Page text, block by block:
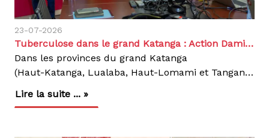
23-07-2026
Tuberculose dans le grand Katanga : Action Damien RDC et POSAF scellent une collaboration opérationnelle
Dans les provinces du grand Katanga
(Haut-Katanga, Lualaba, Haut-Lomami et Tanganyika) , deux organisations œuvrent, , à lutter contre la tuberculose. Depuis plusieurs années, Action Damien RDC et POSAF (Pont Santé Afrique) y déploient des projets similaires : dépistage actif, accompagnement des personnes affectées, transport d'échantillons, des médicaments et des intrants, la supervision des équipes de terrain. Une proximité qui, sans coordination, pouvait conduire à des doublons d’activités plutôt qu'à une complémentarité.C'est pour lever ce risque qu'Action Damien RDC et POSAF ont engagé, à la mi-juillet 2026, des échanges structurés en deux temps. .Une première rencontre pour poser le diagnosticLe 16 juillet 2026, les équipes des deux organisations se sont réunies virtuellement pour un état des lieux. Action Damien, actif dans neuf provinces à travers notamment le projet TIFA, et POSAF, également présent dans neuf provinces via ses projets financés par les fonds américains (TIFA (Lomami) et le projet FC- SDS undefined Stop TB), ont d'abord posé un constat simple : dans quatre provinces communes, les mêmes types d'activités communautaires sont menées en parallèle, à savoir celles des relais communautaires, le transport des échantillons, le transport des médicaments et intrants, la distribution des kits d'adhérence, le suivi et évaluation, la supervision et l’impression des outils de collecte de données.Cette première réunion a permis de dégager des orientations générales : chaque organisation continuerait de s'appuyer sur les relais communautaires identifiés pour chaque projet, selon des zones géographiques distinctes, tandis que les activités de supervision et de suivi-évaluation gagneraient à être menées de façon complémentaire.Une réunion technique pour transformer les orientations en engagements concretsRestait à traduire ces principes en modalités pratiques. C'est l'objet de la réunion technique tenue le 23 juillet 2026 au siège d'Action Damien RDC, réunissant les équipes techniques des deux organisations autour de cinq points essentiels que sont :Les Relais communautaires: Les deux organisations ont convenu d'établir une cartographie commune, permettant d'identifier clairement, pour chaque relais communautaire, l'organisation qui le finance et l'accompagne. Un tableau de répartition sera partagé entre les deux structures pour assurer une couverture cohérente des zones de santé concernées. Les relais communautaires continuent à travailler selon l’esprit de chaque projet. Ils pourront se rencontrer au niveau du CDT autour de l’infirmier Titulaire lors du monitorage avec les moyens de chaque projet. Pour ceux pris en charge par POSAF, ils y participeront avec les fonds dénommés : « frais de suivi des cas orientés »Le Transport des échantillons. Chaque organisation continuera d'acheminer les échantillons via ses propres circuits, mais avec un engagement fort : renforcer la fréquence des transports et systématiser la traçabilité des envois, pour accélérer les délais de diagnostic. Ici il faut noter que le nombre des fréquences de transport d’échantillon par semaine sera de deux au lieu d’une course. Chaque projet un jour par semaine pour prendre en charge la course. L’Accompagnement des personnes affectées. Les kits d'adhérence, ce soutien essentiel qui aide les patients à tenir leur traitement jusqu'au bout seront désormais pris en charge à parts égales entre les deux organisations, une façon concrète de mutualiser l'effort au bénéfice des communautés. Les cas prise en charge par mois seront repartis à moitié (50% Action Damien et 50% POSAF). Mais le chiffre total rapporté par mois est le même pour les deux organisations. (une note technique explicative sera chaque fois élaborée quant à ce.Le Suivi-évaluation et supervision. Les deux partenaires se sont engagés à intensifier leurs missions de terrain, avec une fréquence doublée, pour renforcer l'accompagnement des équipes et des structures de santé. Cette complémentarité permet d’améliorer la fréquence des descentes sur terrain mais d’améliorer la qualité de suivi des activités (proximité des équipes de terrain).Les Outils de collecte des données. Enfin, Action Damien partagera son support de collecte de données avec POSAF ; les deux équipes le retravailleront ensemble pour faciliter la consolidation des informations, avec l'appui du Programme National de Lutte contre la Tuberculose (PNLT). Un outil de collecte numérique des données disponible au niveau de POSAF sera partagé avec Action Damien.Une dynamique de coordination au service des communautésAu-delà des aspects techniques, cette collaboration traduit une conviction partagée : dans la lutte contre la tuberculose, la coordination entre acteurs de terrain n'est pas une option, mais une condition d'efficacité. En clarifiant les rôles de chacun, en évitant les doublons et en unissant leurs forces sur tous les maillons de la chaîne de la lutte contre la Tuberculose au niveau communautaire à savoir : la sensibilisation, le transport des échantillons, l’adhérence au traitement et le suivi des personnes affectées de la Tuberculose.Action Damien RDC et POSAF posent les bases d'une réponse plus cohérente face à la tuberculose dans le grand Katanga.Cette dynamique s'inscrit pleinement dans la mission d'Action Damien RDC : agir aux côtés des personnes affectées, avec les partenaires du terrain, pour que chaque avancée dans la lutte contre la maladie profite directement aux communautés.Agir, c'est contagieux !
Lire la suite ... »